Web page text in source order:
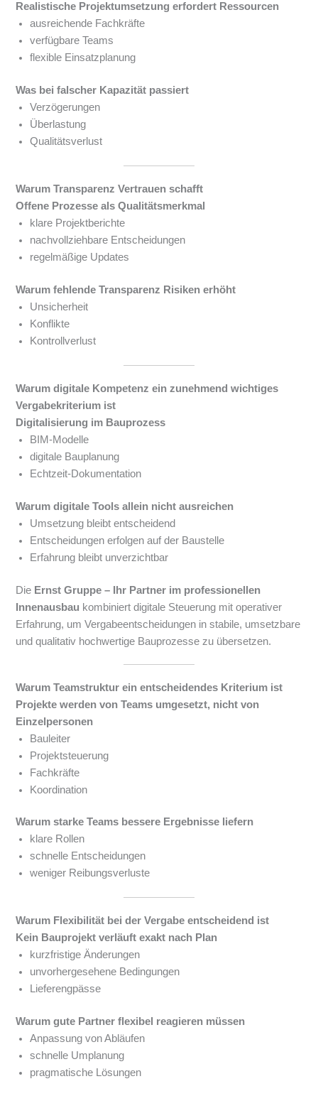
Realistische Projektumsetzung erfordert Ressourcen
ausreichende Fachkräfte
verfügbare Teams
flexible Einsatzplanung
Was bei falscher Kapazität passiert
Verzögerungen
Überlastung
Qualitätsverlust
Warum Transparenz Vertrauen schafft
Offene Prozesse als Qualitätsmerkmal
klare Projektberichte
nachvollziehbare Entscheidungen
regelmäßige Updates
Warum fehlende Transparenz Risiken erhöht
Unsicherheit
Konflikte
Kontrollverlust
Warum digitale Kompetenz ein zunehmend wichtiges
Vergabekriterium ist
Digitalisierung im Bauprozess
BIM-Modelle
digitale Bauplanung
Echtzeit-Dokumentation
Warum digitale Tools allein nicht ausreichen
Umsetzung bleibt entscheidend
Entscheidungen erfolgen auf der Baustelle
Erfahrung bleibt unverzichtbar
Die Ernst Gruppe – Ihr Partner im professionellen
Innenausbau kombiniert digitale Steuerung mit operativer
Erfahrung, um Vergabeentscheidungen in stabile, umsetzbare
und qualitativ hochwertige Bauprozesse zu übersetzen.
Warum Teamstruktur ein entscheidendes Kriterium ist
Projekte werden von Teams umgesetzt, nicht von
Einzelpersonen
Bauleiter
Projektsteuerung
Fachkräfte
Koordination
Warum starke Teams bessere Ergebnisse liefern
klare Rollen
schnelle Entscheidungen
weniger Reibungsverluste
Warum Flexibilität bei der Vergabe entscheidend ist
Kein Bauprojekt verläuft exakt nach Plan
kurzfristige Änderungen
unvorhergesehene Bedingungen
Lieferengpässe
Warum gute Partner flexibel reagieren müssen
Anpassung von Abläufen
schnelle Umplanung
pragmatische Lösungen